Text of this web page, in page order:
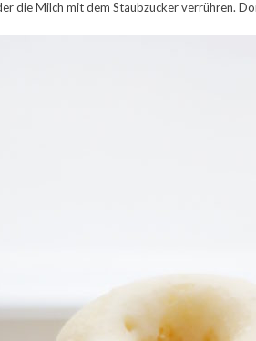
die Milch mit dem Staubzucker verrühren.